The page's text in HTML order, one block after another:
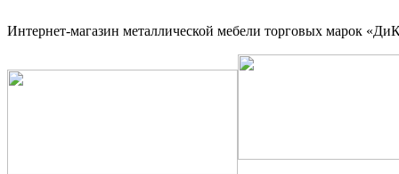
Интернет-магазин металлической мебели торговых марок